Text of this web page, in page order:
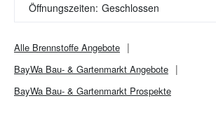
Öffnungszeiten: Geschlossen
Alle Brennstoffe Angebote
BayWa Bau- & Gartenmarkt Angebote
BayWa Bau- & Gartenmarkt Prospekte